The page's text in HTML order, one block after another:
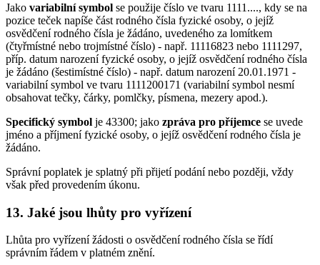
Jako variabilní symbol se použije číslo ve tvaru 1111...., kdy se na
pozice teček napíše část rodného čísla fyzické osoby, o jejíž
osvědčení rodného čísla je žádáno, uvedeného za lomítkem
(čtyřmístné nebo trojmístné číslo) - např. 11116823 nebo 1111297,
příp. datum narození fyzické osoby, o jejíž osvědčení rodného čísla
je žádáno (šestimístné číslo) - např. datum narození 20.01.1971 -
variabilní symbol ve tvaru 1111200171 (variabilní symbol nesmí
obsahovat tečky, čárky, pomlčky, písmena, mezery apod.).
Specifický symbol je 43300; jako zpráva pro příjemce se uvede
jméno a příjmení fyzické osoby, o jejíž osvědčení rodného čísla je
žádáno.
Správní poplatek je splatný při přijetí podání nebo později, vždy
však před provedením úkonu.
13. Jaké jsou lhůty pro vyřízení
Lhůta pro vyřízení žádosti o osvědčení rodného čísla se řídí
správním řádem v platném znění.